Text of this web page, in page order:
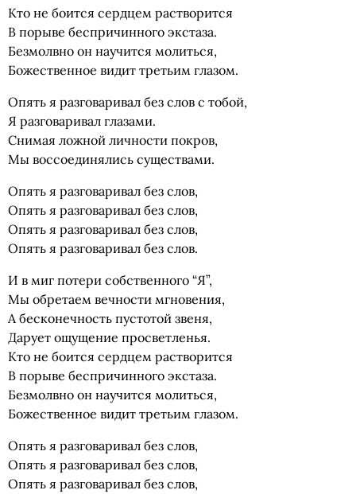
Кто не боится сердцем растворится
В порыве беспричинного экстаза.
Безмолвно он научится молиться,
Божественное видит третьим глазом.
Опять я разговаривал без слов с тобой,
Я разговаривал глазами.
Снимая ложной личности покров,
Мы воссоединялись существами.
Опять я разговаривал без слов,
Опять я разговаривал без слов,
Опять я разговаривал без слов,
Опять я разговаривал без слов.
И в миг потери собственного “Я”,
Мы обретаем вечности мгновения,
А бесконечность пустотой звеня,
Дарует ощущение просветленья.
Кто не боится сердцем растворится
В порыве беспричинного экстаза.
Безмолвно он научится молиться,
Божественное видит третьим глазом.
Опять я разговаривал без слов,
Опять я разговаривал без слов,
Опять я разговаривал без слов,